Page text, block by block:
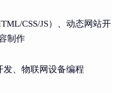
CSS/JS）、动态网站开
制作
发、物联网设备编程